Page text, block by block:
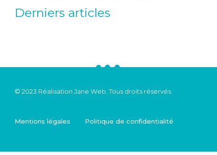
Derniers articles
© 2023 Réalisation Jane Web.Tous droits réservés.
Mentions légales Politique de confidentialité